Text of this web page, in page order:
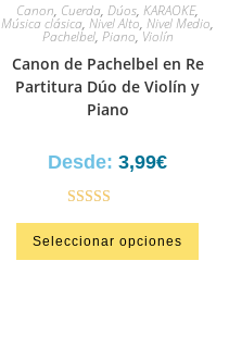
Canon, Cuerda, Dúos, KARAOKE,
Música clásica, Nivel Alto, Nivel Medio,
Pachelbel, Piano,Violín
Canon de Pachelbel en Re
Partitura Dúo de Violín y
Piano
Desde: 3,99€
Valorado en
5.00de 5
Seleccionar opciones